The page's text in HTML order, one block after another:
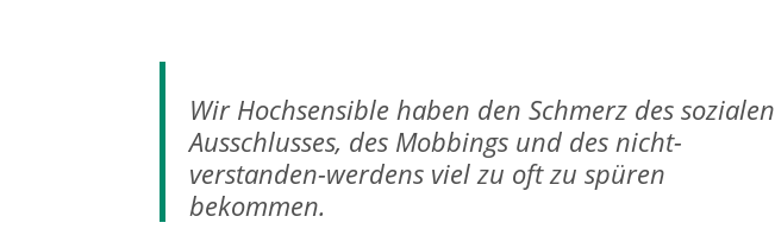
Wir Hochsensible haben den Schmerz des sozialen
Ausschlusses, des Mobbings und des nicht-
verstanden-werdens viel zu oft zu spüren
bekommen.